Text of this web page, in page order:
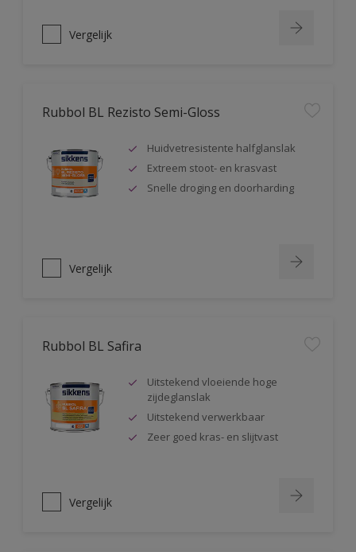
Vergelijk
Rubbol BL Rezisto Semi-Gloss
Huidvetresistente halfglanslak
Extreem stoot- en krasvast
Snelle droging en doorharding
Vergelijk
Rubbol BL Safira
Uitstekend vloeiende hoge
zijdeglanslak
Uitstekend verwerkbaar
Zeer goed kras- en slijtvast
Vergelijk